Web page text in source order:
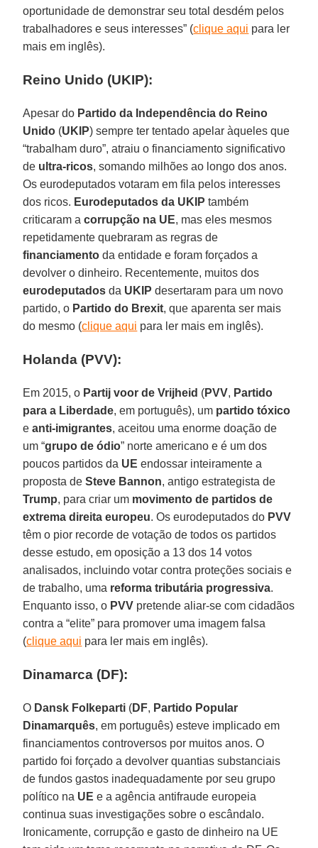
oportunidade de demonstrar seu total desdém pelos
trabalhadores e seus interesses” (clique aqui para ler
mais em inglês).
Reino Unido (UKIP):
Apesar do Partido da Independência do Reino
Unido (UKIP) sempre ter tentado apelar àqueles que
“trabalham duro”, atraiu o financiamento significativo
de ultra-ricos, somando milhões ao longo dos anos.
Os eurodeputados votaram em fila pelos interesses
dos ricos. Eurodeputados da UKIP também
criticaram acorrupção na UE, mas eles mesmos
repetidamente quebraram as regras de
financiamento da entidade e foram forçados a
devolver o dinheiro. Recentemente, muitos dos
eurodeputados da UKIP desertaram para um novo
partido, o Partido do Brexit, que aparenta ser mais
do mesmo (clique aqui para ler mais em inglês).
Holanda (PVV):
Em 2015, o Partij voor de Vrijheid (PVV, Partido
para a Liberdade, em português), um partido tóxico
e anti-imigrantes, aceitou uma enorme doação de
um “grupo de ódio” norte americano e é um dos
poucos partidos da UE endossar inteiramente a
proposta deSteve Bannon, antigo estrategista de
Trump, para criar um movimento de partidos de
extrema direita europeu. Os eurodeputados do PVV
têm o pior recorde de votação de todos os partidos
desse estudo, em oposição a 13 dos 14 votos
analisados, incluindo votar contra proteções sociais e
de trabalho, uma reforma tributária progressiva.
Enquanto isso, o PVV pretende aliar-se com cidadãos
contra a “elite” para promover uma imagem falsa
(clique aqui para ler mais em inglês).
Dinamarca (DF):
O Dansk Folkeparti (DF, Partido Popular
Dinamarquês, em português) esteve implicado em
financiamentos controversos por muitos anos. O
partido foi forçado a devolver quantias substanciais
de fundos gastos inadequadamente por seu grupo
político na UE e a agência antifraude europeia
continua suas investigações sobre o escândalo.
Ironicamente, corrupção e gasto de dinheiro na UE